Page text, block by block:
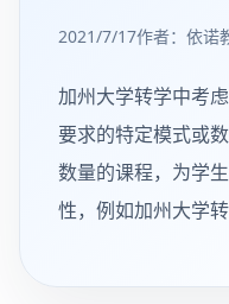
2021/7/17作者：依诺
加州大学转学中考
要求的特定模式或
数量的课程，为学
性，例如加州大学